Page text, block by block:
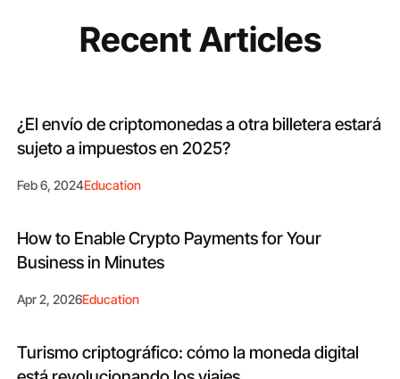
Recent Articles
¿El envío de criptomonedas a otra billetera estará
sujeto a impuestos en 2025?
Feb 6, 2024Education
How to Enable Crypto Payments for Your
Business in Minutes
Apr 2, 2026Education
Turismo criptográfico: cómo la moneda digital